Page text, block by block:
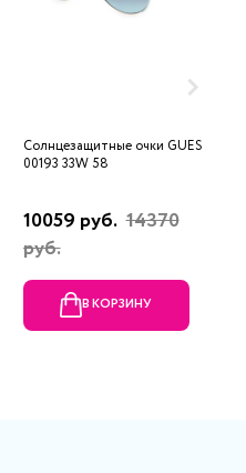
Солнцезащитные очки GUESS
00193 33W 58
10059 руб. 14370
руб.
В КОРЗИНУ